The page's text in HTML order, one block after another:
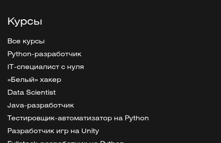
Курсы
Все курсы
Python-разработчик
IT-специалист с нуля
«Белый» хакер
Data Scientist
Java-разработчик
Тестировщик-автоматизатор на Python
Разработчик игр на Unity